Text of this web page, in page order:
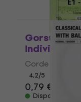
Gorstrings
Individuali
Corde
4,2/5
0,79 €
Disponibile